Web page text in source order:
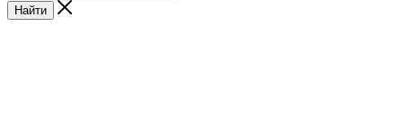
Найти